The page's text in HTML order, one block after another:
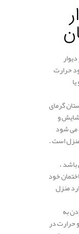
حرارت
گرمای
و
می شود
است .
،
خود
منزل
به
حرارت در